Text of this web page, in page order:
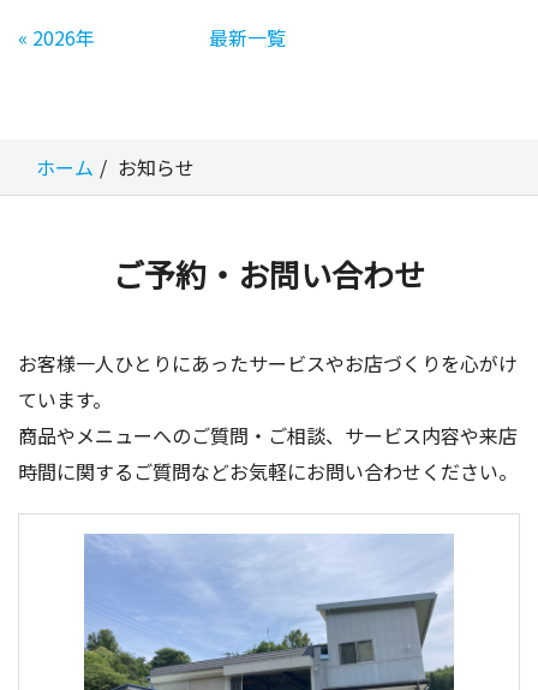
« 2026年 最新一覧
ホーム お知らせ
ご予約・お問い合わせ
お客様一人ひとりにあったサービスやお店づくりを心がけ
ています。
商品やメニューへのご質問・ご相談、サービス内容や来店
時間に関するご質問などお気軽にお問い合わせください。